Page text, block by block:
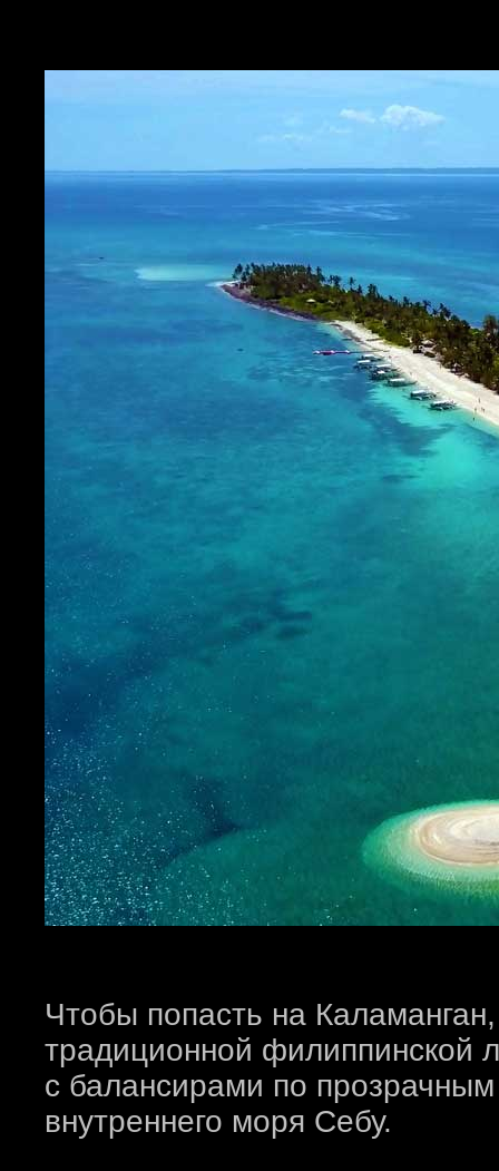
Чтобы попасть на
традиционной филиппинской
с балансирами по
внутреннего моря Себу.